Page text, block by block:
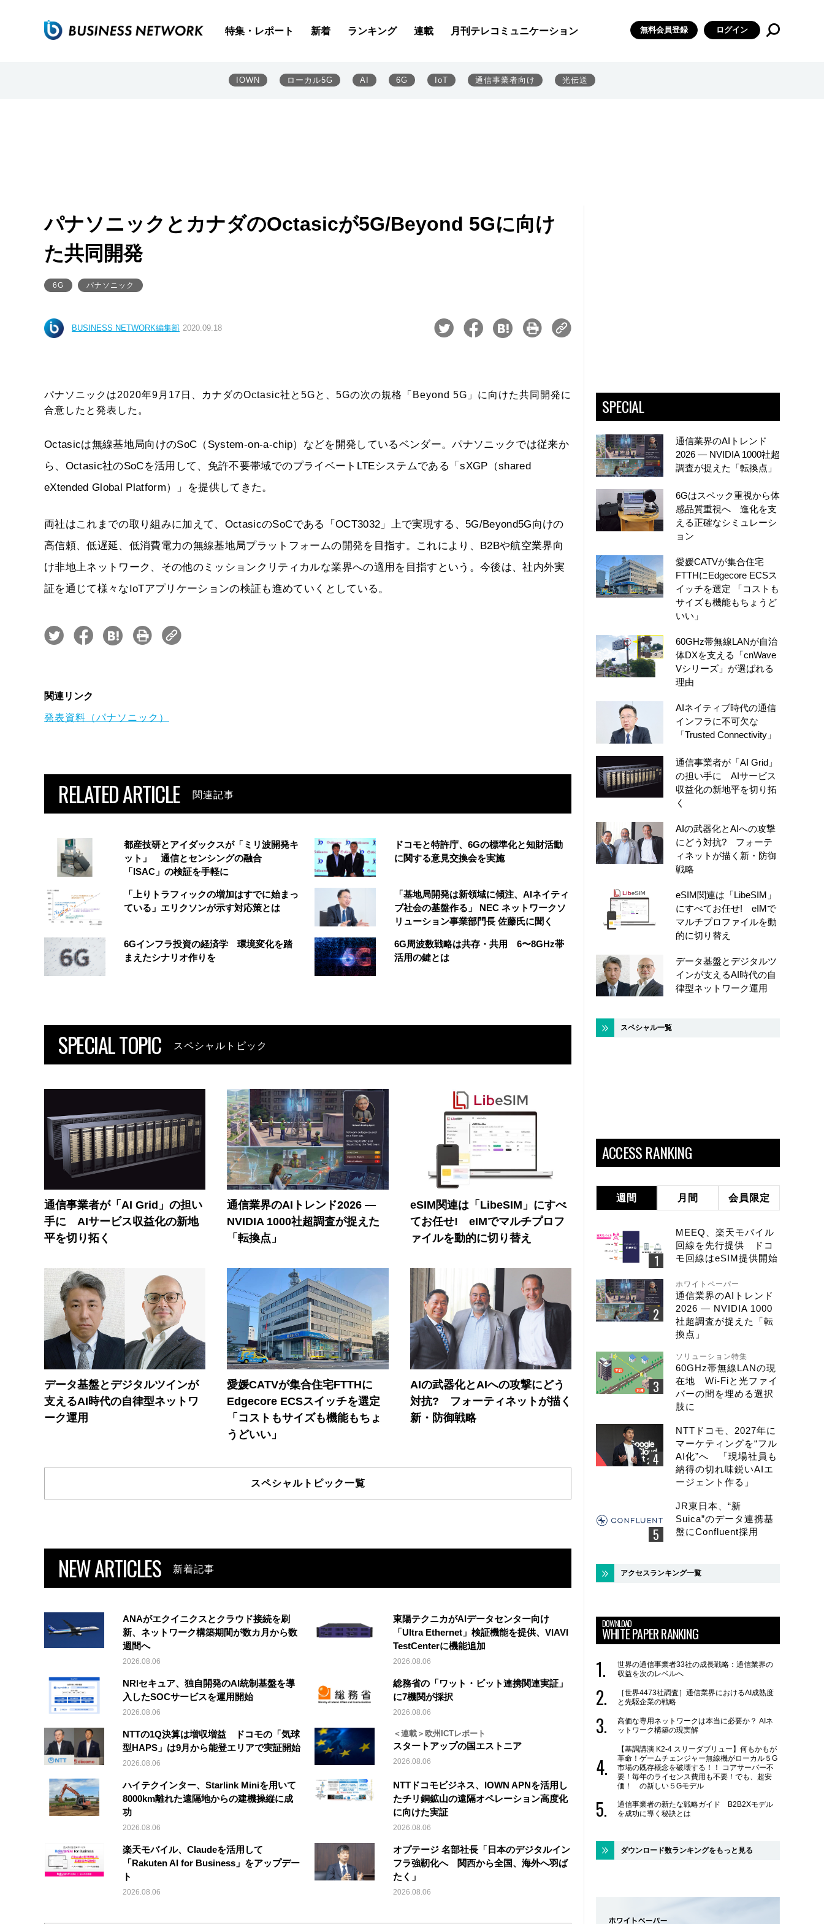
特集・レポート 新着 ランキング 連載 月刊テレコミュニケーション 無料会員登録 ログイン
IOWN ローカル5G AI 6G IoT 通信事業者向け 光伝送
パナソニックとカナダのOctasicが5G/Beyond 5Gに向け
た共同開発
6G パナソニック
BUSINESS NETWORK編集部 2020.09.18
パナソニックは2020年9月17日、カナダのOctasic社と5Gと、5Gの次の規格「Beyond 5G」に向けた共同開発に
合意したと発表した。
Octasicは無線基地局向けのSoC（System-on-a-chip）などを開発しているベンダー。パナソニックでは従来か
ら、Octasic社のSoCを活用して、免許不要帯域でのプライベートLTEシステムである「sXGP（shared
eXtended Global Platform）」を提供してきた。
両社はこれまでの取り組みに加えて、OctasicのSoCである「OCT3032」上で実現する、5G/Beyond5G向けの
高信頼、低遅延、低消費電力の無線基地局プラットフォームの開発を目指す。これにより、B2Bや航空業界向
け非地上ネットワーク、その他のミッションクリティカルな業界への適用を目指すという。今後は、社内外実
証を通じて様々なIoTアプリケーションの検証も進めていくとしている。
関連リンク
発表資料（パナソニック）
RELATED ARTICLE 関連記事
都産技研とアイダックスが「ミリ波開発キ
ット」 通信とセンシングの融合
「ISAC」の検証を手軽に
ドコモと特許庁、6Gの標準化と知財活動
に関する意見交換会を実施
「上りトラフィックの増加はすでに始まっ
ている」エリクソンが示す対応策とは
「基地局開発は新領域に傾注、AIネイティ
ブ社会の基盤作る」 NEC ネットワークソ
リューション事業部門長 佐藤氏に聞く
6Gインフラ投資の経済学 環境変化を踏
まえたシナリオ作りを
6G周波数戦略は共存・共用 6〜8GHz帯
活用の鍵とは
SPECIAL TOPIC スペシャルトピック
通信事業者が「AI Grid」の担い
手に AIサービス収益化の新地
平を切り拓く
通信業界のAIトレンド2026 ―
NVIDIA 1000社超調査が捉えた
「転換点」
eSIM関連は「LibeSIM」にすべ
てお任せ! eIMでマルチプロフ
ァイルを動的に切り替え
データ基盤とデジタルツインが
支えるAI時代の自律型ネットワ
ーク運用
愛媛CATVが集合住宅FTTHに
Edgecore ECSスイッチを選定
「コストもサイズも機能もちょ
うどいい」
AIの武器化とAIへの攻撃にどう
対抗? フォーティネットが描く
新・防御戦略
スペシャルトピック一覧
NEW ARTICLES 新着記事
ANAがエクイニクスとクラウド接続を刷
新、ネットワーク構築期間が数カ月から数
週間へ
2026.08.06
東陽テクニカがAIデータセンター向け
「Ultra Ethernet」検証機能を提供、VIAVI
TestCenterに機能追加
2026.08.06
NRIセキュア、独自開発のAI統制基盤を導
入したSOCサービスを運用開始
2026.08.06
総務省の「ワット・ビット連携関連実証」
に7機関が採択
2026.08.06
NTTの1Q決算は増収増益 ドコモの「気球
型HAPS」は9月から能登エリアで実証開始
2026.08.06
＜連載＞欧州ICTレポート
スタートアップの国エストニア
2026.08.06
ハイテクインター、Starlink Miniを用いて
8000km離れた遠隔地からの建機操縦に成
功
2026.08.06
NTTドコモビジネス、IOWN APNを活用し
たチリ銅鉱山の遠隔オペレーション高度化
に向けた実証
2026.08.06
楽天モバイル、Claudeを活用して
「Rakuten AI for Business」をアップデー
ト
2026.08.06
オプテージ 名部社長「日本のデジタルイン
フラ強靭化へ 関西から全国、海外へ羽ば
たく」
2026.08.06
SPECIAL
通信業界のAIトレンド
2026 ― NVIDIA 1000社超
調査が捉えた「転換点」
6Gはスペック重視から体
感品質重視へ 進化を支
える正確なシミュレーシ
ョン
愛媛CATVが集合住宅
FTTHにEdgecore ECSス
イッチを選定 「コストも
サイズも機能もちょうど
いい」
60GHz帯無線LANが自治
体DXを支える「cnWave
Vシリーズ」が選ばれる
理由
AIネイティブ時代の通信
インフラに不可欠な
「Trusted Connectivity」
通信事業者が「AI Grid」
の担い手に AIサービス
収益化の新地平を切り拓
く
AIの武器化とAIへの攻撃
にどう対抗? フォーテ
ィネットが描く新・防御
戦略
eSIM関連は「LibeSIM」
にすべてお任せ! eIMで
マルチプロファイルを動
的に切り替え
データ基盤とデジタルツ
インが支えるAI時代の自
律型ネットワーク運用
スペシャル一覧
ACCESS RANKING
週間 月間 会員限定
MEEQ、楽天モバイル
回線を先行提供 ドコ
モ回線はeSIM提供開始
ホワイトペーパー
通信業界のAIトレンド
2026 ― NVIDIA 1000
社超調査が捉えた「転
換点」
ソリューション特集
60GHz帯無線LANの現
在地 Wi-Fiと光ファイ
バーの間を埋める選択
肢に
NTTドコモ、2027年に
マーケティングを“フル
AI化”へ 「現場社員も
納得の切れ味鋭いAIエ
ージェント作る」
JR東日本、“新
Suica”のデータ連携基
盤にConfluent採用
アクセスランキング一覧
DOWNLOAD
WHITE PAPER RANKING
世界の通信事業者33社の成長戦略：通信業界の
収益を次のレベルへ
［世界4473社調査］通信業界におけるAI成熟度
と先駆企業の戦略
高価な専用ネットワークは本当に必要か？ AIネ
ットワーク構築の現実解
【基調講演 K2-4 スリーダブリュー】何もかもが
革命！ゲームチェンジャー無線機がローカル５G
市場の既存概念を破壊する！！ コアサーバー不
要！毎年のライセンス費用も不要！でも、超安
価！ の新しい５Gモデル
通信事業者の新たな戦略ガイド B2B2Xモデル
を成功に導く秘訣とは
ダウンロード数ランキングをもっと見る